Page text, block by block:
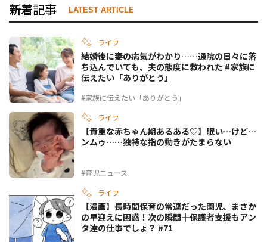
新着記事 LATEST ARTICLE
ライフ
#家族に伝えたい「ありがとう」
結婚後に妻の病気がわかり……通院の日々に落
ち込んでいても、夫の態度に救われた #家族に
伝えたい「ありがとう」
ライフ
#育児ニュース
【貴重な赤ちゃん期あるある♡】眠い…けど…
ンムゥ……独特な指の動きがたまらない
ライフ
【漫画】長時間保育の常連だった園児、まさか
の早迎えに困惑！次の瞬間――｜保護者支援もアン
タ達の仕事でしょ？ #71